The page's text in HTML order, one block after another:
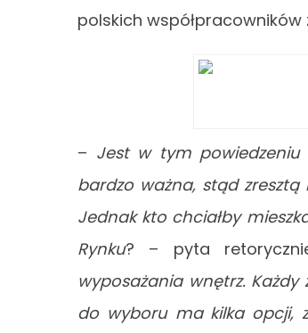
polskich
– Jest w tym
bardzo ważna, stąd zresztą
Jednak kto chciałby
Rynku? – pyta
wyposażania wnętrz.
do wyboru ma kilka opcji,